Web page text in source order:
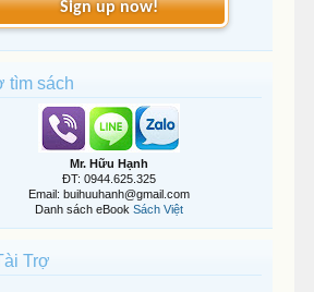
Sign up now!
tìm sách
Mr. Hữu Hạnh
ĐT: 0944.625.325
Email: buihuuhanh@gmail.com
Danh sách eBook Sách Việt
Trợ